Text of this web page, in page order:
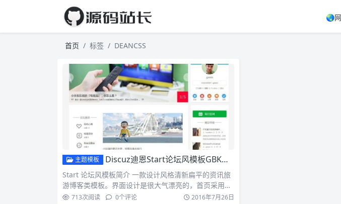
🌏
首页 标签 DEANCSS
主题模板 Discuz迪恩Start论坛风模板GBK商业版
Start 论坛风模板简介 一款设计风格清新扁平的资讯旅
游博客类模板。界面设计是很大气漂亮的，首页采用的
三栏式…
713次阅读 0个评论 2016年7月26日